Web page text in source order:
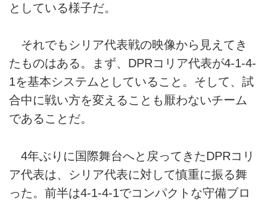
としている様子だ。
それでもシリア代表戦の映像から見えてき
たものはある。まず、DPRコリア代表が4-1-4-
1を基本システムとしていること。そして、試
合中に戦い方を変えることも厭わないチーム
であることだ。
4年ぶりに国際舞台へと戻ってきたDPRコリ
ア代表は、シリア代表に対して慎重に振る舞
った。前半は4-1-4-1でコンパクトな守備ブロ